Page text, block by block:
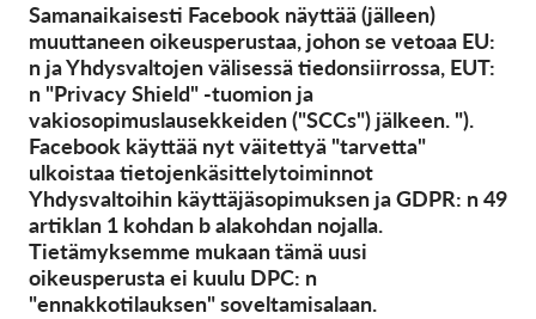
Samanaikaisesti Facebook näyttää (jälleen)
muuttaneen oikeusperustaa, johon se vetoaa EU:
n ja Yhdysvaltojen välisessä tiedonsiirrossa, EUT:
n "Privacy Shield" -tuomion ja
vakiosopimuslausekkeiden ("SCCs") jälkeen. ").
Facebook käyttää nyt väitettyä "tarvetta"
ulkoistaa tietojenkäsittelytoiminnot
Yhdysvaltoihin käyttäjäsopimuksen ja GDPR: n 49
artiklan 1 kohdan b alakohdan nojalla.
Tietämyksemme mukaan tämä uusi
oikeusperusta ei kuulu DPC: n
"ennakkotilauksen" soveltamisalaan.